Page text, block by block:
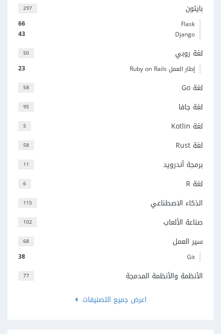
297 بايثون
66
Flask
43
Django
50 لغة روبي
23 إطار العمل Ruby on Rails
58 لغة Go
95 لغة جافا
5 لغة Kotlin
58 لغة Rust
11 برمجة أندرويد
6 لغة R
115 الذكاء الاصطناعي
102 صناعة الألعاب
68 سير العمل
38 Git
77
الأنظمة والأنظمة المدمجة
اعرض جميع التصنيفات